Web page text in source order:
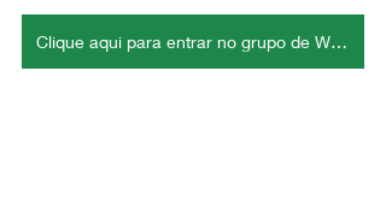
Clique aqui para entrar no grupo de Whatsapp